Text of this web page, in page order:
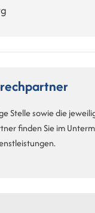
Stelle sowie die
finden Sie im